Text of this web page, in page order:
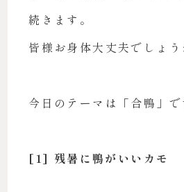
続きます。
皆様お身体大丈夫でしょう
今日のテーマは「合鴨」で
[1] 残暑に鴨がいいカモ